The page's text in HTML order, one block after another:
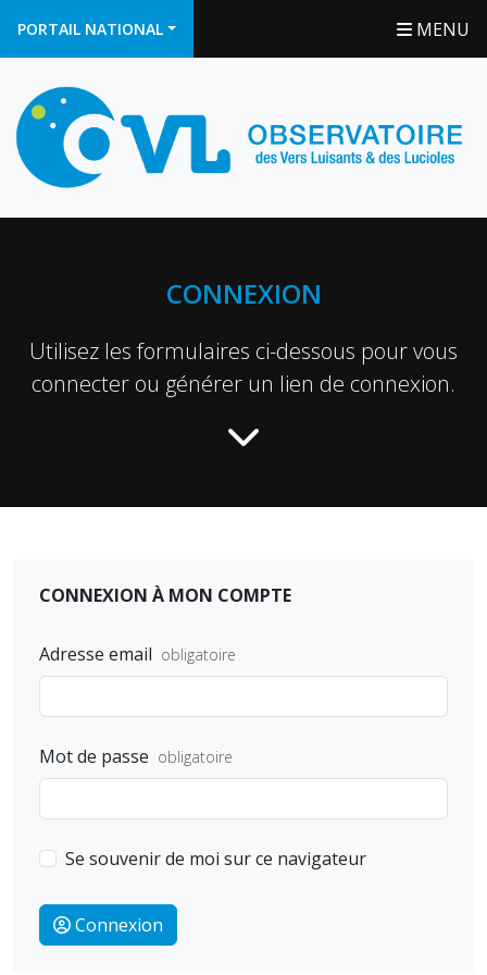
PORTAIL NATIONAL MENU
CONNEXION
Utilisez les formulaires ci-dessous pour vous
connecter ou générer un lien de connexion.
CONNEXION À MON COMPTE
Adresse email
Mot de passe
Se souvenir de moi sur ce navigateur
Connexion